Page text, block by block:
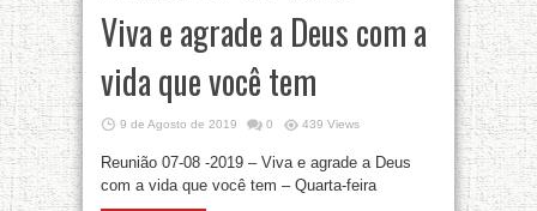
Viva e agrade a Deus com a
vida que você tem
9 de Agosto de 2019 0 439 Views
Reunião 07-08 -2019 – Viva e agrade a Deus
com a vida que você tem – Quarta-feira